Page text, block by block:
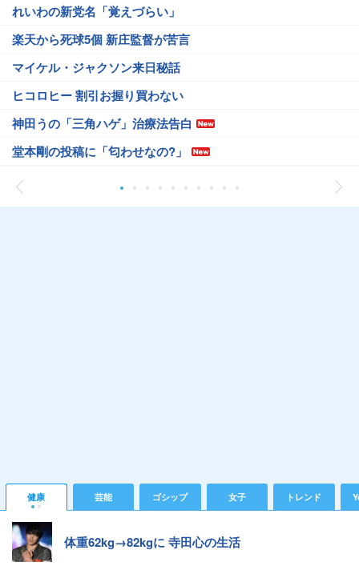
れいわの新党名「覚えづらい」
楽天から死球5個 新庄監督が苦言
マイケル・ジャクソン来日秘話
ヒコロヒー 割引お握り買わない
神田うの「三角ハゲ」治療法告白
堂本剛の投稿に「匂わせなの?」
健康 芸能 ゴシップ 女子 トレンド
体重62kg→82kgに 寺田心の生活